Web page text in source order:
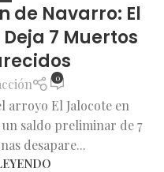
de Navarro: El
7 Muertos
0
arroyo El Jalocote en
saldo preliminar de 7
desapare...